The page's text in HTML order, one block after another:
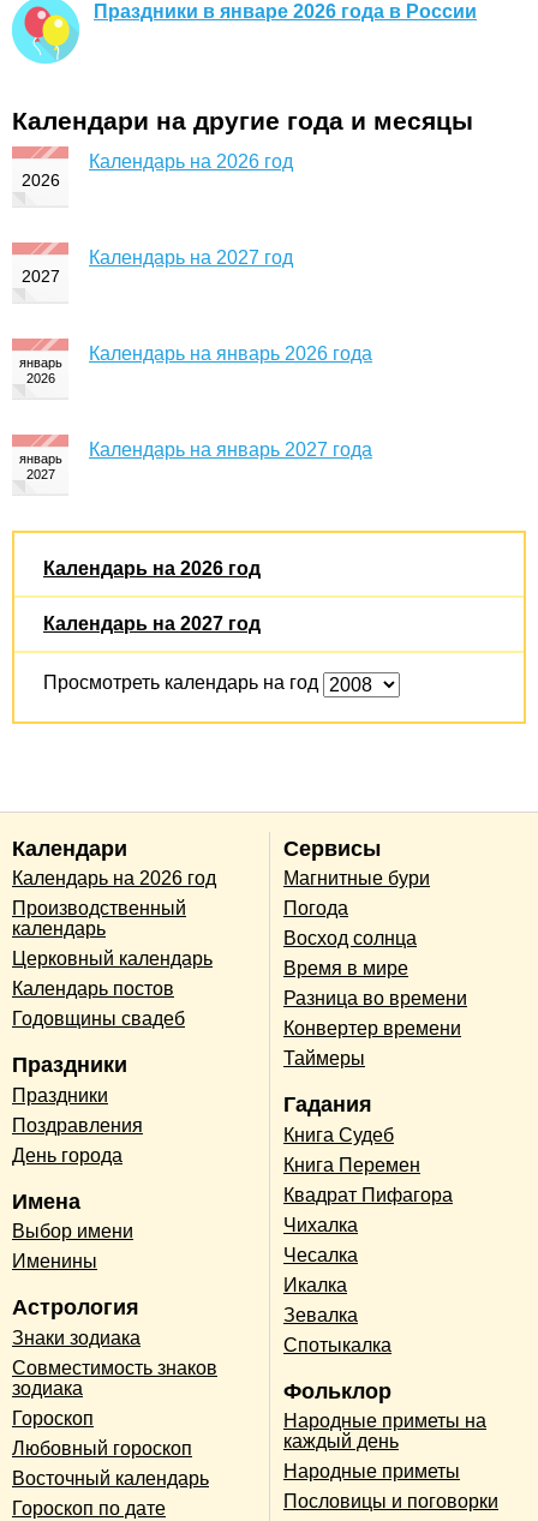
Праздники в январе 2026 года в России
Календари на другие года и месяцы
Календарь на 2026 год
Календарь на 2027 год
Календарь на январь 2026 года
Календарь на январь 2027 года
Календарь на 2026 год
Календарь на 2027 год
Просмотреть календарь на год
Календари
Календарь на 2026 год
Производственный
календарь
Церковный календарь
Календарь постов
Годовщины свадеб
Праздники
Праздники
Поздравления
День города
Имена
Выбор имени
Именины
Астрология
Знаки зодиака
Совместимость знаков
зодиака
Гороскоп
Любовный гороскоп
Восточный календарь
Гороскоп по дате
Сервисы
Магнитные бури
Погода
Восход солнца
Время в мире
Разница во времени
Конвертер времени
Таймеры
Гадания
Книга Судеб
Книга Перемен
Квадрат Пифагора
Чихалка
Чесалка
Икалка
Зевалка
Спотыкалка
Фольклор
Народные приметы на
каждый день
Народные приметы
Пословицы и поговорки